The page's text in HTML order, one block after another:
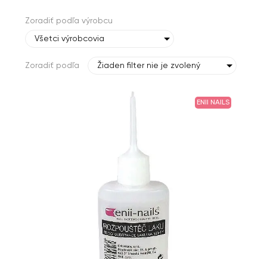
Zoradiť podľa výrobcu
Všetci výrobcovia
Zoradiť podľa Žiaden filter nie je zvolený
ENII NAILS